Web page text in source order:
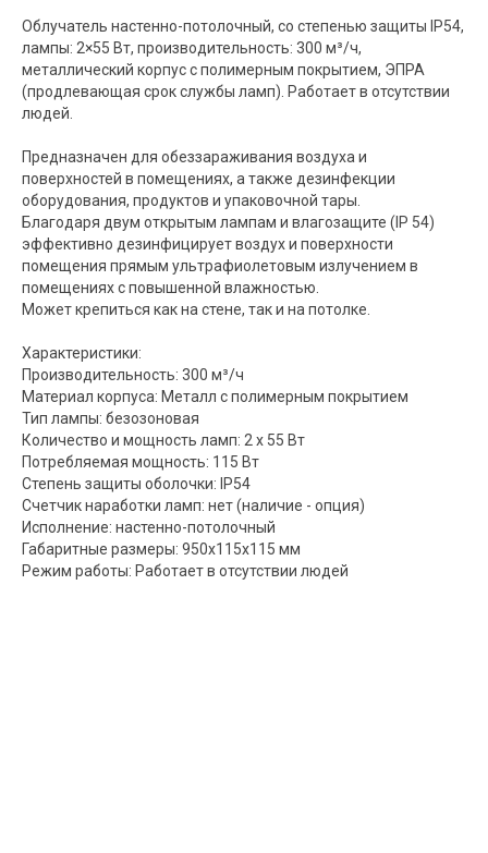
Облучатель настенно-потолочный, со степенью защиты IP54,
лампы: 2×55 Вт, производительность: 300 м³/ч,
металлический корпус с полимерным покрытием, ЭПРА
(продлевающая срок службы ламп). Работает в отсутствии
людей.
Предназначен для обеззараживания воздуха и
поверхностей в помещениях, а также дезинфекции
оборудования, продуктов и упаковочной тары.
Благодаря двум открытым лампам и влагозащите (IP 54)
эффективно дезинфицирует воздух и поверхности
помещения прямым ультрафиолетовым излучением в
помещениях с повышенной влажностью.
Может крепиться как на стене, так и на потолке.
Характеристики:
Производительность: 300 м³/ч
Материал корпуса: Металл с полимерным покрытием
Тип лампы: безозоновая
Количество и мощность ламп: 2 х 55 Вт
Потребляемая мощность: 115 Вт
Степень защиты оболочки: IP54
Счетчик наработки ламп: нет (наличие - опция)
Исполнение: настенно-потолочный
Габаритные размеры: 950х115х115 мм
Режим работы: Работает в отсутствии людей